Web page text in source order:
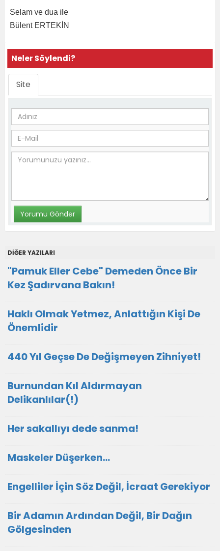
Selam ve dua ile
Bülent ERTEKİN
Neler Söylendi?
Site
DİĞER YAZILARI
"Pamuk Eller Cebe" Demeden Önce Bir
Kez Şadırvana Bakın!
Haklı Olmak Yetmez, Anlattığın Kişi De
Önemlidir
440 Yıl Geçse De Değişmeyen Zihniyet!
Burnundan Kıl Aldırmayan
Delikanlılar(!)
Her sakallıyı dede sanma!
Maskeler Düşerken…
Engelliler İçin Söz Değil, İcraat Gerekiyor
Bir Adamın Ardından Değil, Bir Dağın
Gölgesinden